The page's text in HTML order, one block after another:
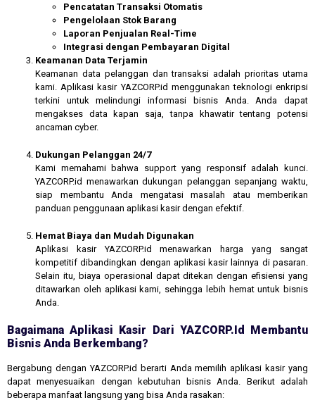
Pencatatan Transaksi Otomatis
Pengelolaan Stok Barang
Laporan Penjualan Real-Time
Integrasi dengan Pembayaran Digital
Keamanan Data Terjamin
Keamanan data pelanggan dan transaksi adalah prioritas utama
kami. Aplikasi kasir YAZCORP.id menggunakan teknologi enkripsi
terkini untuk melindungi informasi bisnis Anda. Anda dapat
mengakses data kapan saja, tanpa khawatir tentang potensi
ancaman cyber.
Dukungan Pelanggan 24/7
Kami memahami bahwa support yang responsif adalah kunci.
YAZCORP.id menawarkan dukungan pelanggan sepanjang waktu,
siap membantu Anda mengatasi masalah atau memberikan
panduan penggunaan aplikasi kasir dengan efektif.
Hemat Biaya dan Mudah Digunakan
Aplikasi kasir YAZCORP.id menawarkan harga yang sangat
kompetitif dibandingkan dengan aplikasi kasir lainnya di pasaran.
Selain itu, biaya operasional dapat ditekan dengan efisiensi yang
ditawarkan oleh aplikasi kami, sehingga lebih hemat untuk bisnis
Anda.
Bagaimana Aplikasi Kasir Dari YAZCORP.id Membantu
Bisnis Anda Berkembang?
Bergabung dengan YAZCORP.id berarti Anda memilih aplikasi kasir yang
dapat menyesuaikan dengan kebutuhan bisnis Anda. Berikut adalah
beberapa manfaat langsung yang bisa Anda rasakan: